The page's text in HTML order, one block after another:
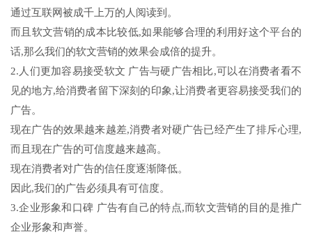
通过互联网被成千上万的人阅读到。
而且软文营销的成本比较低,如果能够合理的利用好这个平台的
话,那么我们的软文营销的效果会成倍的提升。
2.人们更加容易接受软文 广告与硬广告相比,可以在消费者看不
见的地方,给消费者留下深刻的印象,让消费者更容易接受我们的
广告。
现在广告的效果越来越差,消费者对硬广告已经产生了排斥心理,
而且现在广告的可信度越来越高。
现在消费者对广告的信任度逐渐降低。
因此,我们的广告必须具有可信度。
3.企业形象和口碑 广告有自己的特点,而软文营销的目的是推广
企业形象和声誉。